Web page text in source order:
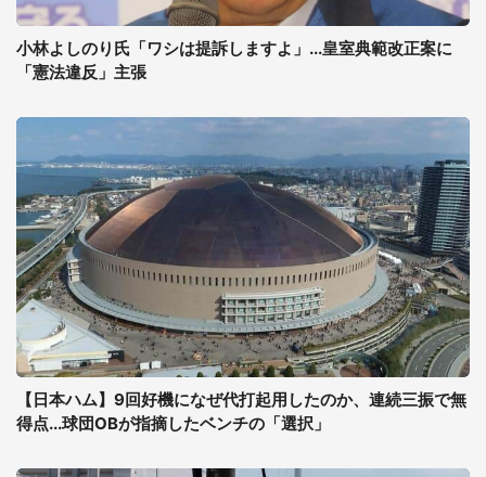
小林よしのり氏「ワシは提訴しますよ」...皇室典範改正案に
「憲法違反」主張
【日本ハム】9回好機になぜ代打起用したのか、連続三振で無
得点...球団OBが指摘したベンチの「選択」